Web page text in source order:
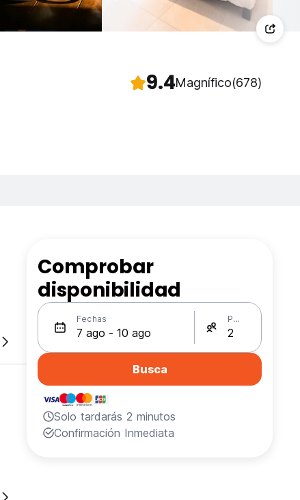
9.4Magnífico(678)
Comprobar
disponibilidad
Fechas Personas
Busca
Solo tardarás 2 minutos
Confirmación Inmediata